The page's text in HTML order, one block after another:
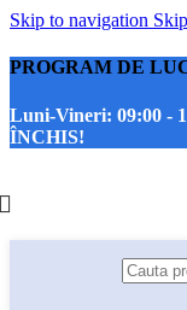
Skip to navigation
PROGRAM DE
Luni-Vineri: 09:00 -
ÎNCHIS!